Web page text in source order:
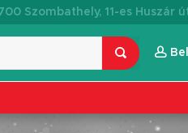
Szombathely, 11-es Huszár